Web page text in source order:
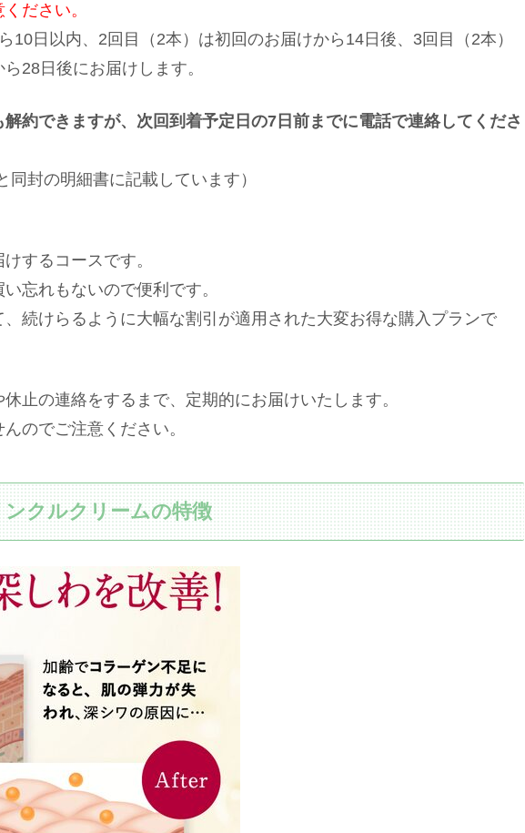
ださい。
10日以内、2回目（2本）は初回のお届けから14日後、3回目（2本）
28日後にお届けします。
約できますが、次回到着予定日の7日前までに電話で連絡してくださ
同封の明細書に記載しています）
するコースです。
忘れもないので便利です。
続けらるように大幅な割引が適用された大変お得な購入プランで
止の連絡をするまで、定期的にお届けいたします。
のでご注意ください。
クルクリームの特徴